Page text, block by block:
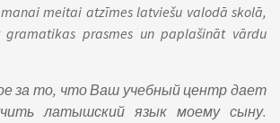
meitai atzīmes latviešu valodā skolā,
prasmes un paplašināt vārdu
за то, что Ваш учебный центр дает
латышский язык моему сыну.